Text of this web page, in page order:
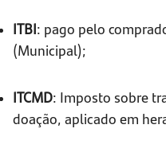
ITBI: pago pelo
(Municipal);
ITCMD: Imposto sobre
doação, aplicado em